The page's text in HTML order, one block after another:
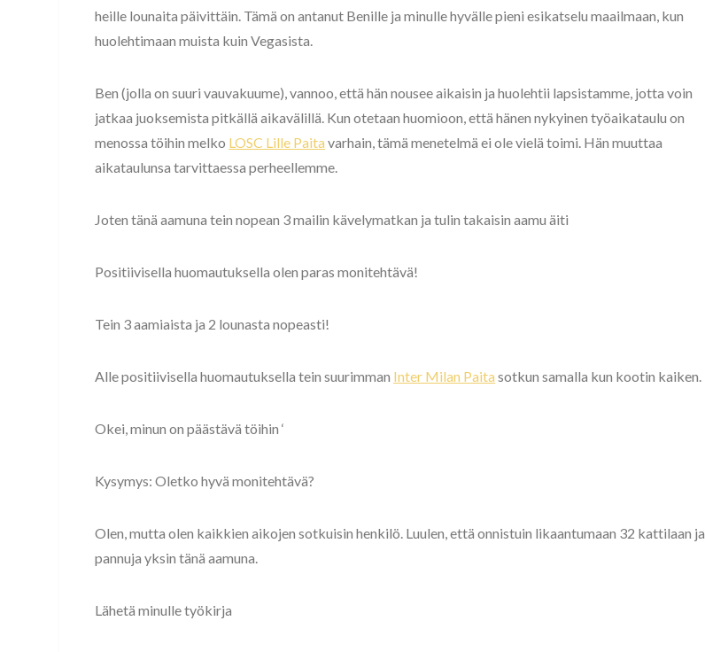
heille lounaita päivittäin. Tämä on antanut Benille ja minulle hyvälle pieni esikatselu maailmaan, kun
huolehtimaan muista kuin Vegasista.
Ben (jolla on suuri vauvakuume), vannoo, että hän nousee aikaisin ja huolehtii lapsistamme, jotta voin
jatkaa juoksemista pitkällä aikavälillä. Kun otetaan huomioon, että hänen nykyinen työaikataulu on
menossa töihin melko LOSC Lille Paita varhain, tämä menetelmä ei ole vielä toimi. Hän muuttaa
aikataulunsa tarvittaessa perheellemme.
Joten tänä aamuna tein nopean 3 mailin kävelymatkan ja tulin takaisin aamu äiti
Positiivisella huomautuksella olen paras monitehtävä!
Tein 3 aamiaista ja 2 lounasta nopeasti!
Alle positiivisella huomautuksella tein suurimman Inter Milan Paita sotkun samalla kun kootin kaiken.
Okei, minun on päästävä töihin ‘
Kysymys: Oletko hyvä monitehtävä?
Olen, mutta olen kaikkien aikojen sotkuisin henkilö. Luulen, että onnistuin likaantumaan 32 kattilaan ja
pannuja yksin tänä aamuna.
Lähetä minulle työkirja